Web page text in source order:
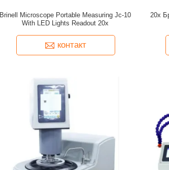
Brinell Microscope Portable Measuring Jc-10
With LED Lights Readout 20x
контакт
20x